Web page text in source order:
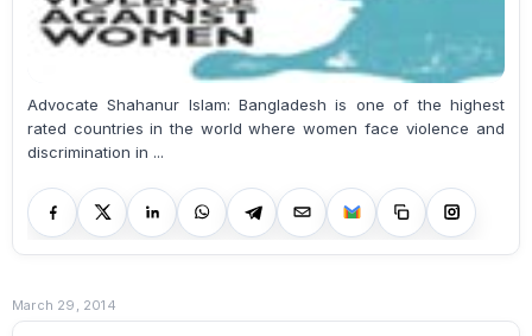
Advocate Shahanur Islam: Bangladesh is one of the highest
rated countries in the world where women face violence and
discrimination in ...
March 29, 2014